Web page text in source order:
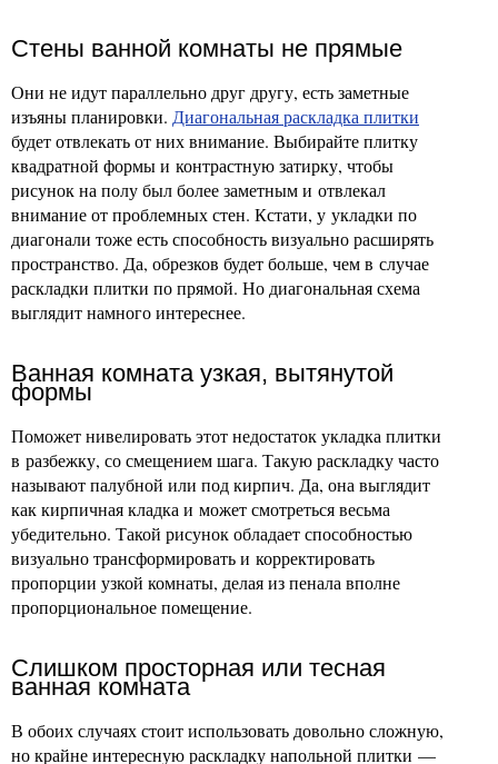
Стены ванной комнаты не прямые
Они не идут параллельно друг другу, есть заметные
изъяны планировки. Диагональная раскладка плитки
будет отвлекать от них внимание. Выбирайте плитку
квадратной формы и контрастную затирку, чтобы
рисунок на полу был более заметным и отвлекал
внимание от проблемных стен. Кстати, у укладки по
диагонали тоже есть способность визуально расширять
пространство. Да, обрезков будет больше, чем в случае
раскладки плитки по прямой. Но диагональная схема
выглядит намного интереснее.
Ванная комната узкая, вытянутой
формы
Поможет нивелировать этот недостаток укладка плитки
в разбежку, со смещением шага. Такую раскладку часто
называют палубной или под кирпич. Да, она выглядит
как кирпичная кладка и может смотреться весьма
убедительно. Такой рисунок обладает способностью
визуально трансформировать и корректировать
пропорции узкой комнаты, делая из пенала вполне
пропорциональное помещение.
Слишком просторная или тесная
ванная комната
В обоих случаях стоит использовать довольно сложную,
но крайне интересную раскладку напольной плитки —